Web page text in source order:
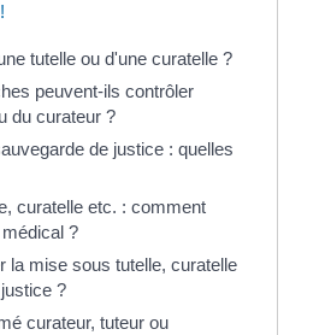
tutelle ou d'une curatelle ?
peuvent-ils contrôler
du curateur ?
de justice : quelles
curatelle etc. : comment
?
la mise sous tutelle, curatelle
?
curateur, tuteur ou